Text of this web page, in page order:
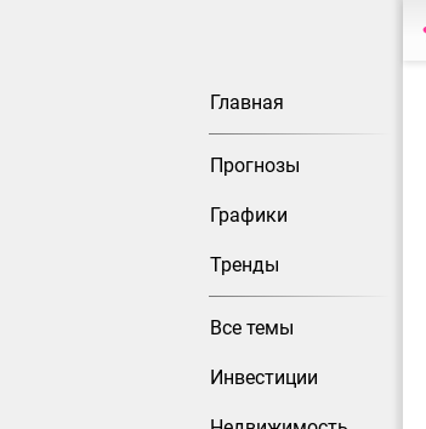
Главная
Прогнозы
Графики
Тренды
Все темы
Инвестиции